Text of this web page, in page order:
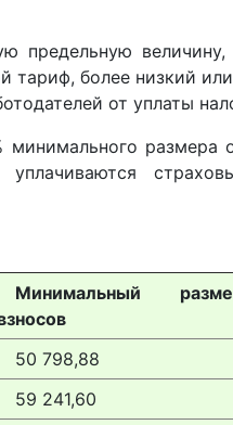
предельную
тариф, более низкий
от уплаты
размера
Минимальный
50 798,88
59 241,60